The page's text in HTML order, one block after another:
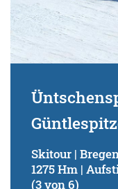
Skitour |
1275 Hm |
(3 von 6)